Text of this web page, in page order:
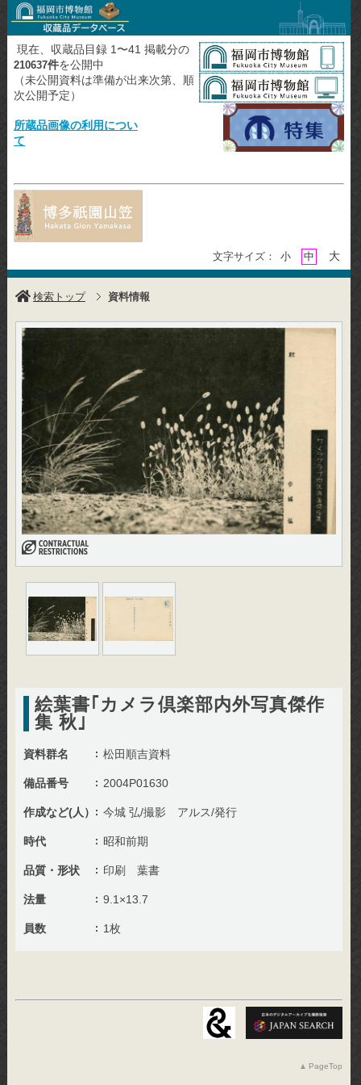
現在、収蔵品目録 1〜41 掲載分の
210637件を公開中
（未公開資料は準備が出来次第、順
次公開予定）
所蔵品画像の利用につい
て
文字サイズ： 小 中 大
検索トップ 資料情報
絵葉書｢カメラ倶楽部内外写真傑作
集 秋｣
資料群名 松田順吉資料
備品番号 2004P01630
作成など(人） 今城 弘/撮影 アルス/発行
時代 昭和前期
品質・形状 印刷 葉書
法量 9.1×13.7
員数 1枚
PageTop